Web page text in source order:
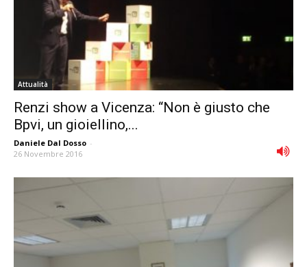
Attualità
Renzi show a Vicenza: “Non è giusto che
Bpvi, un gioiellino,...
Daniele Dal Dosso -
26 Novembre 2016